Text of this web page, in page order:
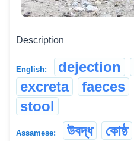
Description
English: dejection
excreta
faeces
stool
Assamese: উবদ্ধ কোষ্ঠ